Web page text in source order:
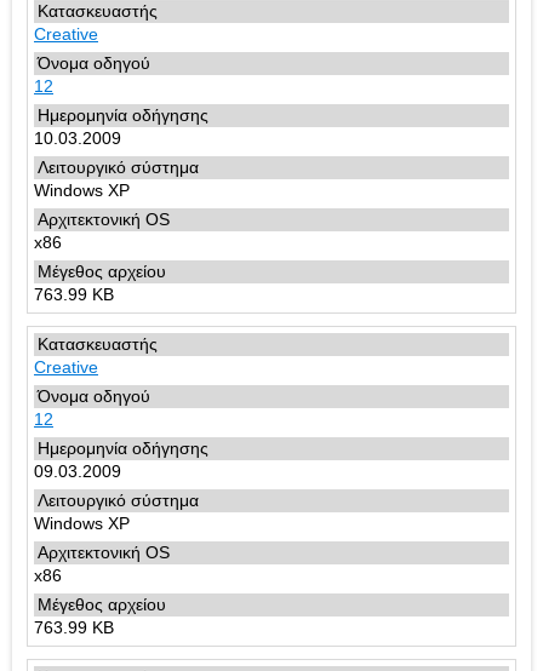
Creative
12
10.03.2009
Windows XP
x86
763.99 KB
Creative
12
09.03.2009
Windows XP
x86
763.99 KB